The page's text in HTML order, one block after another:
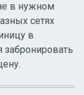
в нужном
сетях
в
забронировать